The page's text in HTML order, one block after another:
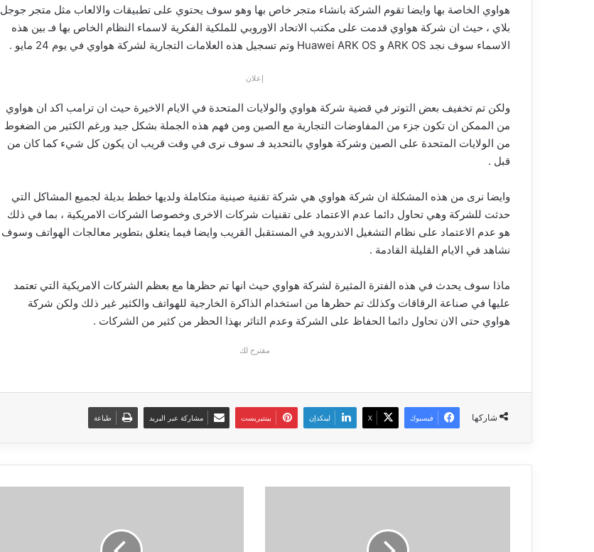
هواوي الخاصة بها وايضا تقوم الشركة بانشاء متجر خاص بها وهو سوف يحتوي على تطبيقات والالعاب مثل متجر جوجل
بلاي ، حيث ان شركة هواوي قدمت على مكتب الاتحاد الاوروبي للملكية الفكرية لاسماء النظام الخاص بها فـ بين هذه
الاسماء سوف نجد ARK OS و Huawei ARK OS وتم تسجيل هذه العلامات التجارية لشركة هواوي في يوم 24 مايو .
إعلان
ولكن تم تخفيف بعض التوتر في قضية شركة هواوي والولايات المتحدة في الايام الاخيرة حيث ان ترامب اكد ان هواوي
من الممكن ان تكون جزء من المفاوضات التجارية مع الصين ومن فهم هذه الجملة بشكل جيد ورغم الكثير من الضغوط
من الولايات المتحدة على الصين وشركة هواوي بالتحديد فـ سوف نرى في وقت قريب ان يكون كل شيء كما كان من
قبل .
وايضا نرى من هذه المشكلة ان شركة هواوي هي شركة تقنية صينية متكاملة ولديها خطط بديلة لجميع المشاكل التي
حدثت للشركة وهي تحاول دائما عدم الاعتماد على تقنيات شركات الاخرى وخصوصا الشركات الامريكية ، بما في ذلك
هو عدم الاعتماد على نظام التشغيل الاندرويد في المستقبل القريب وايضا فيما يتعلق بتطوير معالجات الهواتف وسوف
نشاهد في الايام القليلة القادمة .
ماذا سوف يحدث في هذه الفترة المثيرة لشركة هواوي حيث انها تم حظرها مع بعظم الشركات الامريكية التي تعتمد
عليها في صناعة الرقاقات وكذلك تم حظرها من استخدام الذاكرة الخارجية للهواتف والكثير غير ذلك ولكن شركة
هواوي حتى الان تحاول دائما الحفاظ على الشركة وعدم التاثر بهذا الحظر من كثير من الشركات .
مقترح لك
شاركها فيسبوك ‫X لينكدإن بينتيريست مشاركة عبر البريد طباعة